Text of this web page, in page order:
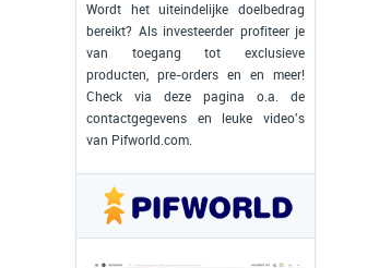
Wordt het uiteindelijke doelbedrag
bereikt? Als investeerder profiteer je
van toegang tot exclusieve
producten, pre-orders en en meer!
Check via deze pagina o.a. de
contactgegevens en leuke video's
van Pifworld.com.